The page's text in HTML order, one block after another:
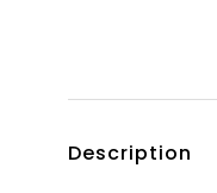
Description